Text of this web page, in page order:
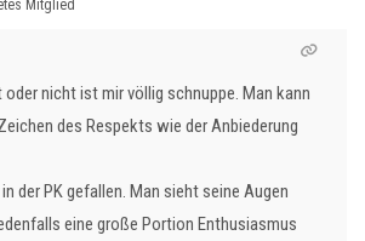
Mitglied
oder nicht ist mir völlig schnuppe. Man kann
des Respekts wie der Anbiederung
der PK gefallen. Man sieht seine Augen
eine große Portion Enthusiasmus